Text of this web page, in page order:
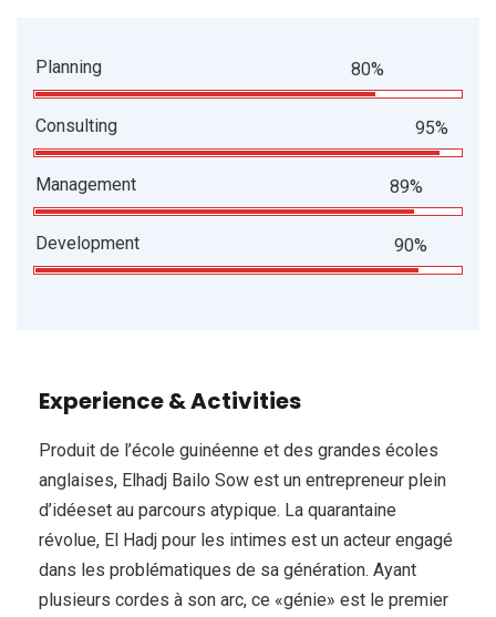
Planning 80%
Consulting 95%
Management 89%
Development 90%
Experience & Activities
Produit de l’école guinéenne et des grandes écoles
anglaises, Elhadj Bailo Sow est un entrepreneur plein
d’idéeset au parcours atypique. La quarantaine
révolue, El Hadj pour les intimes est un acteur engagé
dans les problématiques de sa génération. Ayant
plusieurs cordes à son arc, ce «génie» est le premier